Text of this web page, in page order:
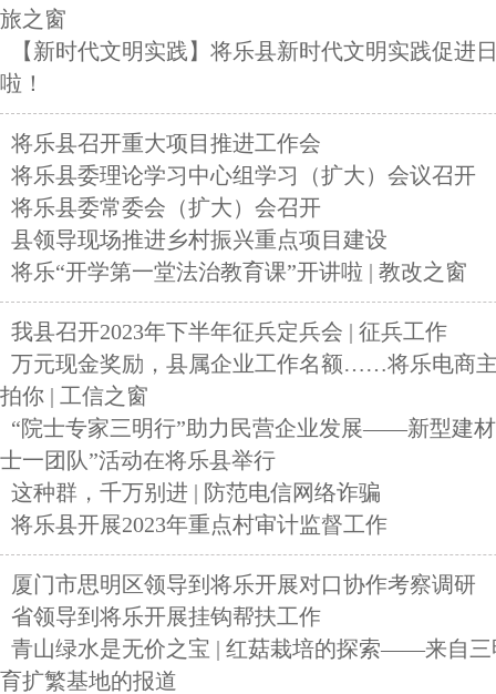
旅之窗
【新时代文明实践】将乐县新时代文明实践促进
啦！
将乐县召开重大项目推进工作会
将乐县委理论学习中心组学习（扩大）会议召开
将乐县委常委会（扩大）会召开
县领导现场推进乡村振兴重点项目建设
将乐“开学第一堂法治教育课”开讲啦 | 教改之窗
我县召开2023年下半年征兵定兵会 | 征兵工作
万元现金奖励，县属企业工作名额……将乐电商
拍你 | 工信之窗
“院士专家三明行”助力民营企业发展——新型建
士一团队”活动在将乐县举行
这种群，千万别进 | 防范电信网络诈骗
将乐县开展2023年重点村审计监督工作
厦门市思明区领导到将乐开展对口协作考察调研
省领导到将乐开展挂钩帮扶工作
青山绿水是无价之宝 | 红菇栽培的探索——来自三
育扩繁基地的报道